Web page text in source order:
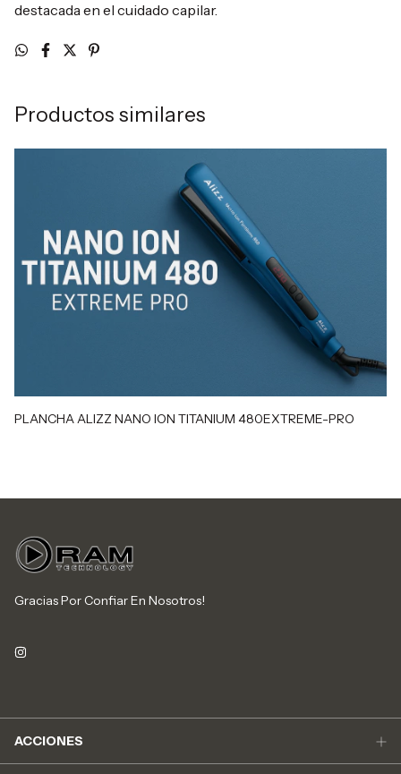
destacada en el cuidado capilar.
Productos similares
PLANCHA ALIZZ NANO ION TITANIUM 480EXTREME-PRO
Gracias Por Confiar En Nosotros!
ACCIONES